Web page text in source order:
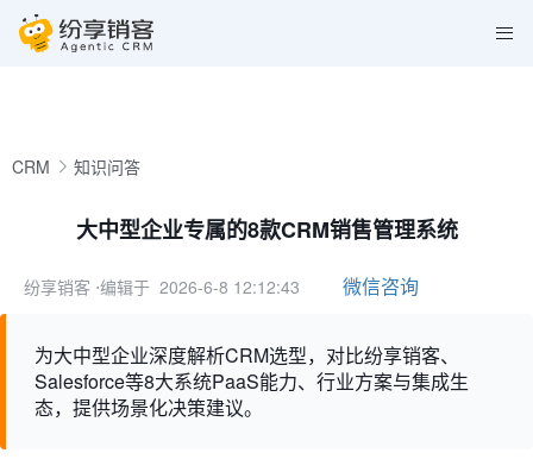
CRM 知识问答
大中型企业专属的8款CRM销售管理系统
纷享销客 ⋅编辑于 2026-6-8 12:12:43 微信咨询
为大中型企业深度解析CRM选型，对比纷享销客、
Salesforce等8大系统PaaS能力、行业方案与集成生
态，提供场景化决策建议。